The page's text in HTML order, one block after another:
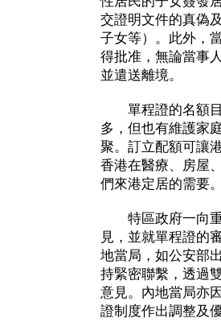
交證明文件的真偽
子女等）。此外，
得批准，無論當事
並遣送離境。
單程證的名額目
多，但也有維護家
聚。訂立配額可讓
香港在醫療、房屋
們來港定居的需要。
特區政府一向重
見，並就單程證的
地當局，如公安部
持緊密聯繫，透過
意見。內地當局亦
證制度作出調整及